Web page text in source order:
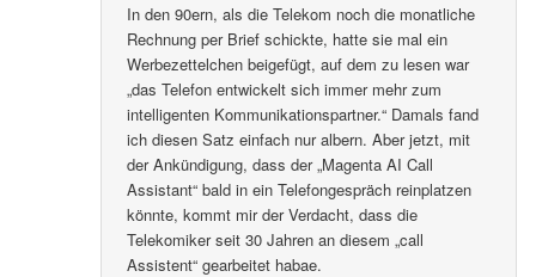
In den 90ern, als die Telekom noch die monatliche
Rechnung per Brief schickte, hatte sie mal ein
Werbezettelchen beigefügt, auf dem zu lesen war
„das Telefon entwickelt sich immer mehr zum
intelligenten Kommunikationspartner.“ Damals fand
ich diesen Satz einfach nur albern. Aber jetzt, mit
der Ankündigung, dass der „Magenta AI Call
Assistant“ bald in ein Telefongespräch reinplatzen
könnte, kommt mir der Verdacht, dass die
Telekomiker seit 30 Jahren an diesem „call
Assistent“ gearbeitet habae.